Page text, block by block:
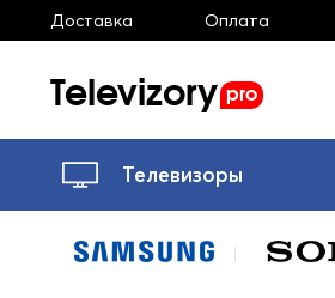
Доставка Оплата
Televizory pro
Телевизоры